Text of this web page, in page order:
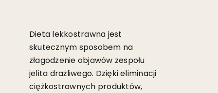
Dieta lekkostrawna jest
skutecznym sposobem na
złagodzenie objawów zespołu
jelita drażliwego. Dzięki eliminacji
ciężkostrawnych produktów,